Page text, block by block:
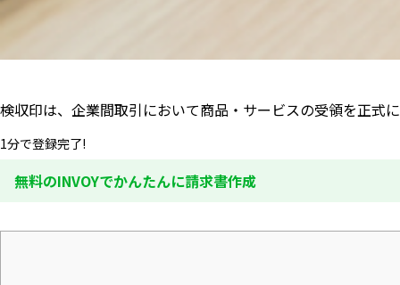
検収印は、企業間取引において商品・サービスの受領を正式
1分で登録完了!
無料のINVOYでかんたんに請求書作成